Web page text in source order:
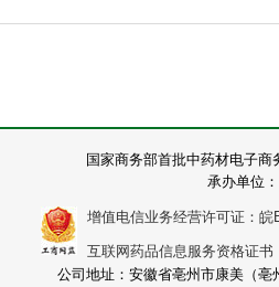
国家商务部首批中药材电子
承办单位
增值电信业务经营许可证：皖
互联网药品信息服务资格证
公司地址：安徽省亳州市康美（